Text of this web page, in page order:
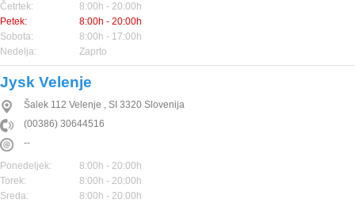
Četrtek:
8:00h - 20:00h
Petek:
8:00h - 20:00h
Sobota:
8:00h - 17:00h
Nedelja:
Zaprto
Jysk Velenje
Šalek 112 Velenje , SI 3320 Slovenija
(00386) 30644516
--
Ponedeljek:
8:00h - 20:00h
Torek:
8:00h - 20:00h
Sreda:
8:00h - 20:00h